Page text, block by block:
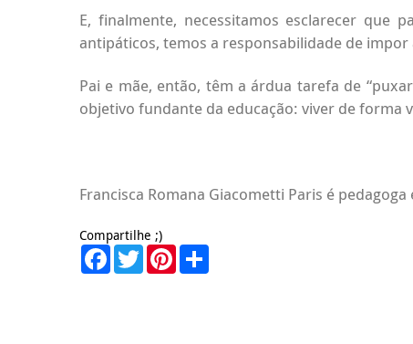
E, finalmente, necessitamos esclarecer que
antipáticos, temos a responsabilidade de
Pai e mãe, então, têm a árdua tarefa de
objetivo fundante da educação: viver de forma
Francisca Romana Giacometti Paris é
Compartilhe ;)
FacebookTwitterPinterest